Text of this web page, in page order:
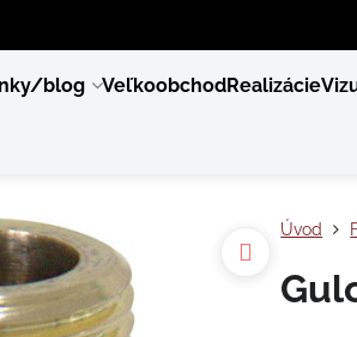
blog VeľkoobchodRealizácie
Úvod